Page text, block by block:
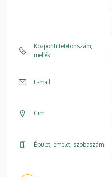
Központi telefonszám,
mellék
E-mail
Cím
Épület, emelet, szobaszám